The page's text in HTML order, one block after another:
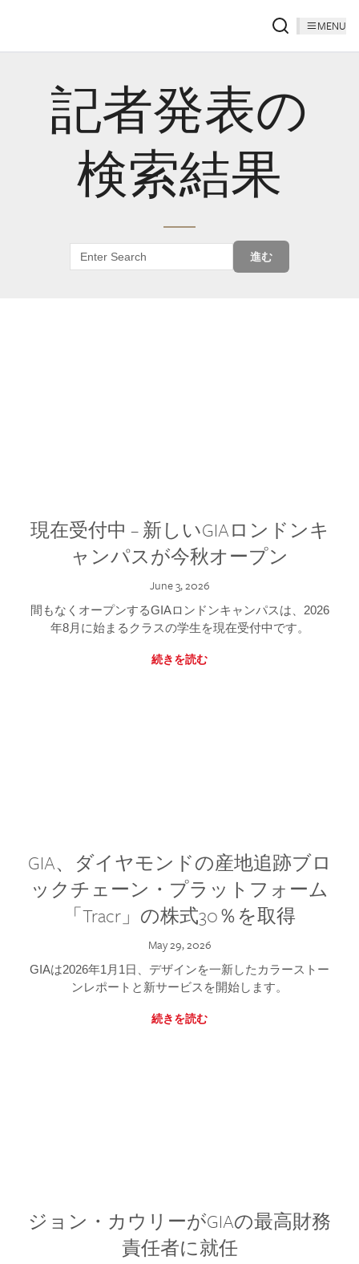
MENU
記者発表の
検索結果
進む
現在受付中 – 新しいGIAロンドンキ
ャンパスが今秋オープン
June 3, 2026
間もなくオープンするGIAロンドンキャンパスは、2026
年8月に始まるクラスの学生を現在受付中です。
続きを読む
GIA、ダイヤモンドの産地追跡ブロ
ックチェーン・プラットフォーム
「Tracr」の株式30％を取得
May 29, 2026
GIAは2026年1月1日、デザインを一新したカラーストー
ンレポートと新サービスを開始します。
続きを読む
ジョン・カウリーがGIAの最高財務
責任者に就任